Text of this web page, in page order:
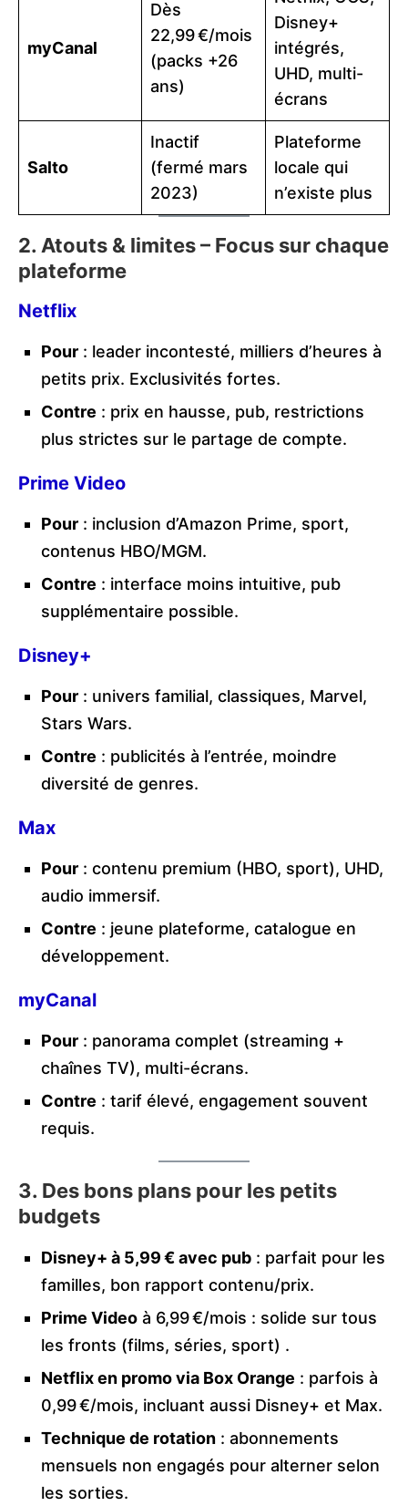
myCanal
Dès
22,99 €/mois
(packs +26
ans)
Disney+
intégrés,
UHD, multi-
écrans
Salto
Inactif
(fermé mars
2023)
Plateforme
locale qui
n’existe plus
2. Atouts & limites – Focus sur chaque
plateforme
Netflix
Pour : leader incontesté, milliers d’heures à
petits prix. Exclusivités fortes.
Contre : prix en hausse, pub, restrictions
plus strictes sur le partage de compte.
Prime Video
Pour : inclusion d’Amazon Prime, sport,
contenus HBO/MGM.
Contre : interface moins intuitive, pub
supplémentaire possible.
Disney+
Pour : univers familial, classiques, Marvel,
Stars Wars.
Contre : publicités à l’entrée, moindre
diversité de genres.
Max
Pour : contenu premium (HBO, sport), UHD,
audio immersif.
Contre : jeune plateforme, catalogue en
développement.
myCanal
Pour : panorama complet (streaming +
chaînes TV), multi-écrans.
Contre : tarif élevé, engagement souvent
requis.
3. Des bons plans pour les petits
budgets
Disney+ à 5,99 € avec pub : parfait pour les
familles, bon rapport contenu/prix.
Prime Video à 6,99 €/mois : solide sur tous
les fronts (films, séries, sport) .
Netflix en promo via Box Orange : parfois à
0,99 €/mois, incluant aussi Disney+ et Max.
Technique de rotation : abonnements
mensuels non engagés pour alterner selon
les sorties.